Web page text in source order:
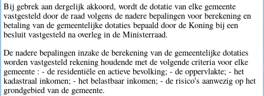
Bij gebrek aan dergelijk akkoord, wordt de dotatie van elke gemeente
vastgesteld door de raad volgens de nadere bepalingen voor berekening en
betaling van de gemeentelijke dotaties bepaald door de Koning bij een
besluit vastgesteld na overleg in de Ministerraad.
De nadere bepalingen inzake de berekening van de gemeentelijke dotaties
worden vastgesteld rekening houdende met de volgende criteria voor elke
gemeente : - de residentiële en actieve bevolking; - de oppervlakte; - het
kadastraal inkomen; - het belastbaar inkomen; - de risico's aanwezig op het
grondgebied van de gemeente.